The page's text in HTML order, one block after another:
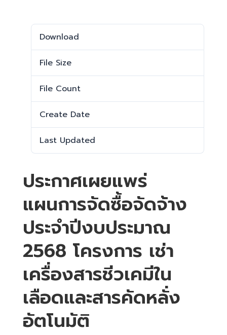
Download
File Size
File Count
Create Date
Last Updated
ประกาศเผยแพร่
แผนการจัดซื้อจัดจ้าง
ประจำปีงบประมาณ
2568 โครงการ เช่า
เครื่องสารชีวเคมีใน
เลือดและสารคัดหลั่ง
อัตโนมัติ